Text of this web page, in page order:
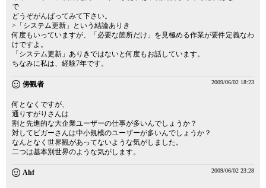
で
どうぞがんばってみて下さい。
>「システム更新」という結論ありき
何度もいっていますが、「必要な箇所だけ」を見極める作業が要件定義なわ
けですよ。
「システム更新」ありきではないと何度もお話しています。
ちなみに私は、経験7年です。
傍観者 2009/06/02 18:23
何となくですが、
通りすがりさんは
割と先進的な大企業ユーザーの仕事が多いんでしょうか？
対してビガーさんは中小規模のユーザーが多いんでしょうか？
なんとなく世界観があってないような気がしました。
二つは基本別世界のような気がします。
Ahf 2009/06/02 23:28